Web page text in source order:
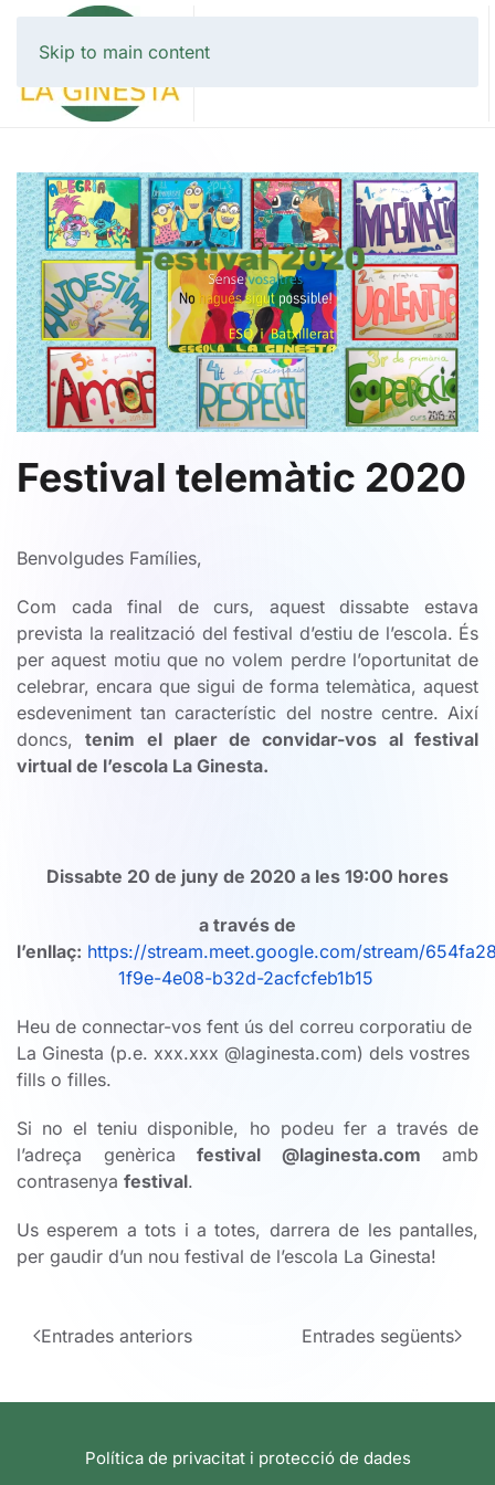
Skip to main content
Festival telemàtic 2020
Benvolgudes Famílies,
Com cada final de curs, aquest dissabte estava
prevista la realització del festival d’estiu de l’escola. És
per aquest motiu que no volem perdre l’oportunitat de
celebrar, encara que sigui de forma telemàtica, aquest
esdeveniment tan característic del nostre centre. Així
doncs,tenim el plaer de convidar-vos al festival
virtual de l’escola La Ginesta.
Dissabte 20 de juny de 2020 a les 19:00 hores
a través de
l’enllaç: https://stream.meet.google.com/stream/
1f9e-4e08-b32d-2acfcfeb1b15
Heu de connectar-vos fent ús del correu corporatiu de
La Ginesta (p.e. xxx.xxx @laginesta.com) dels vostres
fills o filles.
Si no el teniu disponible, ho podeu fer a través de
l’adreça genèrica festival @laginesta.com amb
contrasenya festival.
Us esperem a tots i a totes, darrera de les pantalles,
per gaudir d’un nou festival de l’escola La Ginesta!
Entrades anteriors Entrades següents
Política de privacitat i protecció de dades